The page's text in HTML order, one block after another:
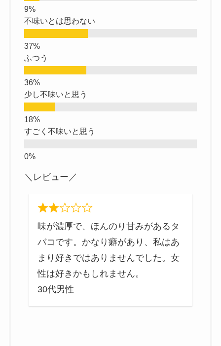
不味いとは思わない
ふつう
少し不味いと思う
すごく不味いと思う
＼レビュー／
味が濃厚で、ほんのり甘みがあるタ
バコです。かなり癖があり、私はあ
まり好きではありませんでした。女
性は好きかもしれません。
30代男性